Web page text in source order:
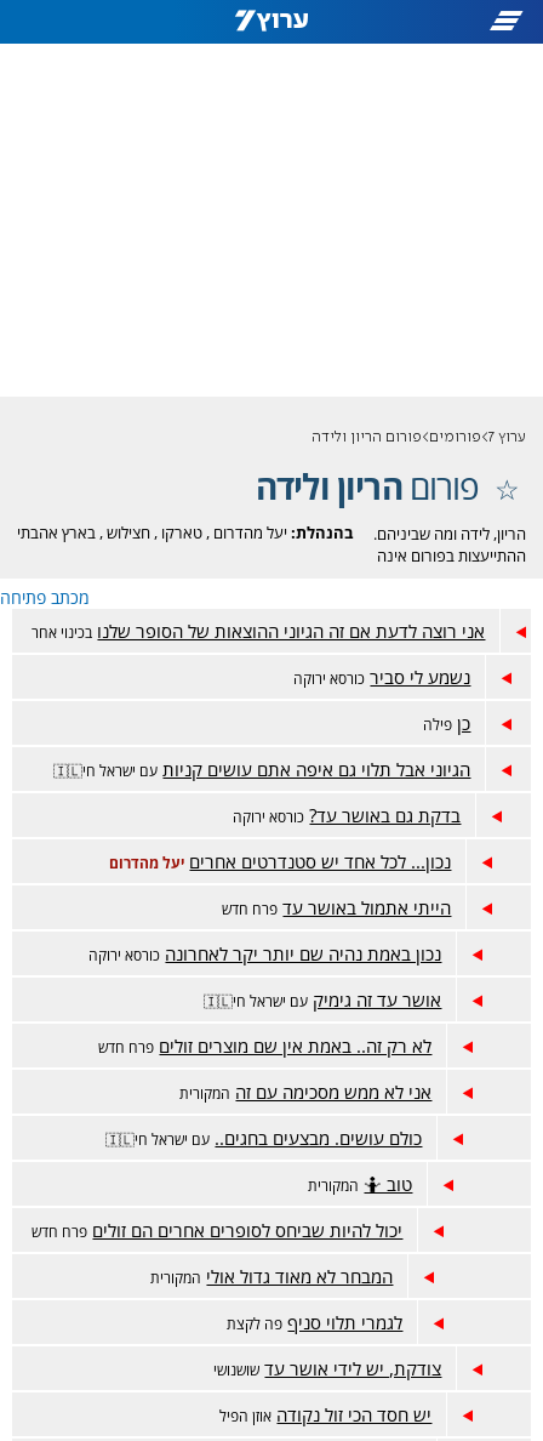
ערוץ 7 פורומים פורום הריון ולידה
פורוםהריון ולידה
בהנהלת: יעל מהדרום ,טארקו ,חצילוש,בארץ אהבתי
הריון, לידה ומה שביניהם.
ההתייעצות בפורום אינה
הפורום דתי, נא לכבד את
רגשות הגולשות בסגנון
לפורום אמהות הפתוח-
מכתב פתיחה
אני רוצה לדעת אם זה הגיוני ההוצאות של הסופר שלנו בכינוי אחר
נשמע לי סביר כורסא ירוקה
כן פילה
הגיוני אבל תלוי גם איפה אתם עושים קניות עם ישראל חי🇮🇱
בדקת גם באושר עד? כורסא ירוקה
נכון... לכל אחד יש סטנדרטים אחרים יעל מהדרום
הייתי אתמול באושר עד פרח חדש
נכון באמת נהיה שם יותר יקר לאחרונה כורסא ירוקה
אושר עד זה גימיק עם ישראל חי🇮🇱
לא רק זה.. באמת אין שם מוצרים זולים פרח חדש
אני לא ממש מסכימה עם זה המקורית
כולם עושים. מבצעים בחגים.. עם ישראל חי🇮🇱
טוב 🤷 המקורית
יכול להיות שביחס לסופרים אחרים הם זולים פרח חדש
המבחר לא מאוד גדול אולי המקורית
לגמרי תלוי סניף פה לקצת
צודקת, יש לידי אושר עד שושנושי
יש חסד הכי זול נקודה אוזן הפיל